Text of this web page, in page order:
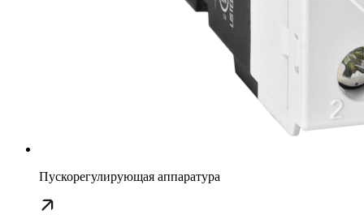
Пускорегулирующая аппаратура